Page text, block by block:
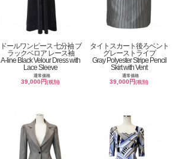
ドールワンピース 七分袖 ブ
ラックベロア レース袖
A-line Black Velour Dress with
Lace Sleeve
通常価格
39,000円(税別)
タイトスカート後ろベント
グレーストライプ
Gray Polyester Stripe Pencil
Skirt with Vent
通常価格
39,000円(税別)